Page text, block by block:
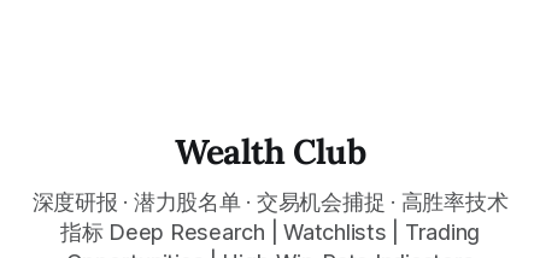
Wealth Club
深度研报 · 潜力股名单 · 交易机会捕捉 · 高胜率技术
指标 Deep Research | Watchlists | Trading